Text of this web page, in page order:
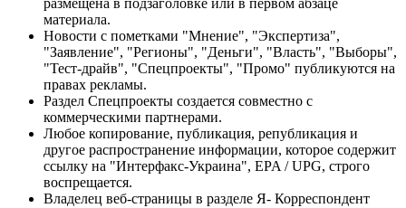
материала.
Новости с пометками "Мнение", "Экспертиза",
"Заявление", "Регионы", "Деньги", "Власть", "Выборы",
"Тест-драйв", "Спецпроекты", "Промо" публикуются на
правах рекламы.
Раздел Спецпроекты создается совместно с
коммерческими партнерами.
Любое копирование, публикация, републикация и
другое распространение информации, которое содержит
ссылку на "Интерфакс-Украина", EPA / UPG, строго
воспрещается.
Владелец веб-страницы в разделе Я- Корреспондент